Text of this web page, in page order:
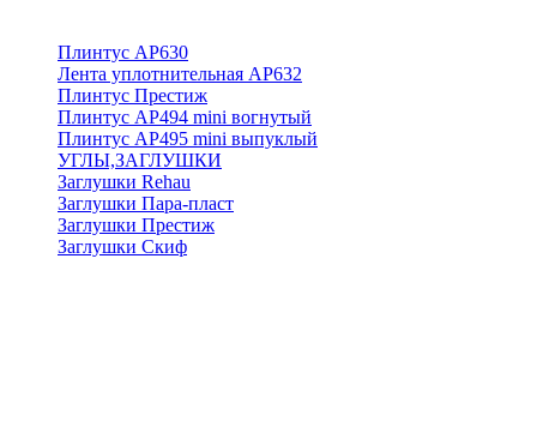
Плинтус АР630
Лента уплотнительная АР632
Плинтус Престиж
Плинтус АР494 mini вогнутый
Плинтус АР495 mini выпуклый
УГЛЫ,ЗАГЛУШКИ
Заглушки Rehau
Заглушки Пара-пласт
Заглушки Престиж
Заглушки Скиф